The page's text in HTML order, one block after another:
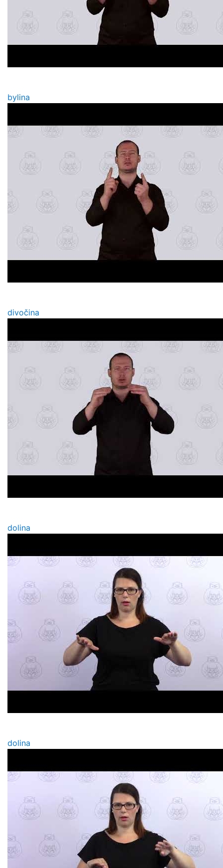
bylina
divočina
dolina
dolina